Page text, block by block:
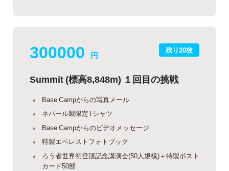
残り20枚
300000 円
Summit (標高8,848m) １回目の挑戦
Base Campからの写真メール
ネパール製限定Tシャツ
Base Campからのビデオメッセージ
特製エベレストフォトブック
ろう者世界初登頂記念講演会(50人規模)＋特製ポスト
カード50部